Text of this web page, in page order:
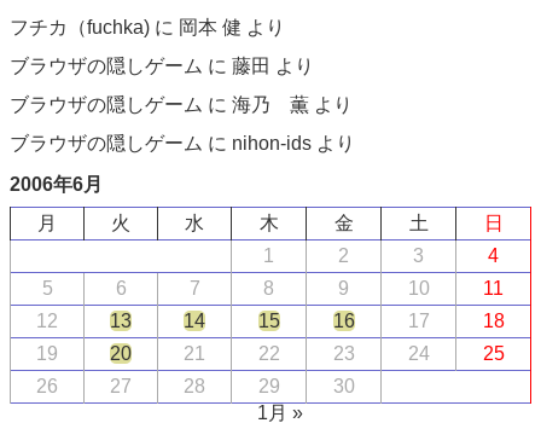
フチカ（fuchka) に 岡本 健 より
ブラウザの隠しゲーム に 藤田 より
ブラウザの隠しゲーム に 海乃 薫 より
ブラウザの隠しゲーム に nihon-ids より
2006年6月
月
火 水 木 金 土
日
1
2 3
4
5
6 7 8 9 10
11
12
13 14 15 16 17
18
19
20 21 22 23 24
25
26
27 28 29
30
1月 »